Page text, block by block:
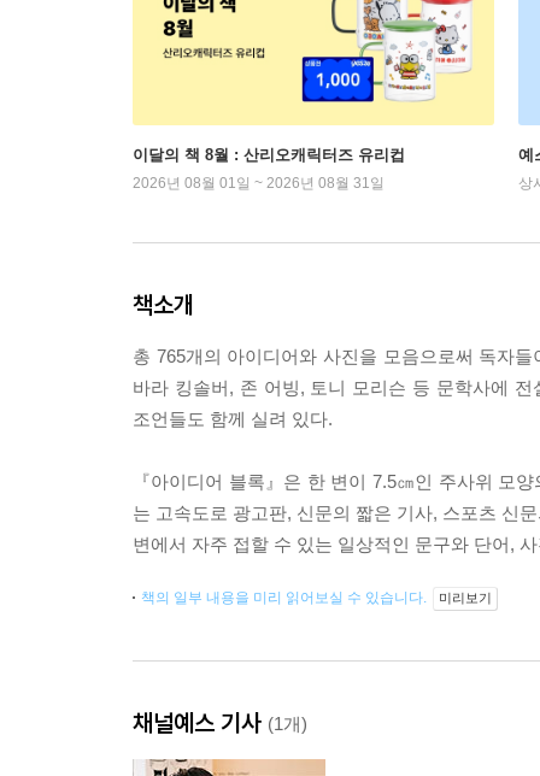
이달의 책 8월 : 산리오캐릭터즈 유리컵
2026년 08월 01일 ~ 2026년 08월 31일
예
상
책소개
총 765개의 아이디어와 사진을 모음으로써 독자
바라 킹솔버, 존 어빙, 토니 모리슨 등 문학사에
조언들도 함께 실려 있다.
『아이디어 블록』은 한 변이 7.5㎝인 주사위 모
는 고속도로 광고판, 신문의 짧은 기사, 스포츠 신
변에서 자주 접할 수 있는 일상적인 문구와 단어,
책의 일부 내용을 미리 읽어보실 수 있습니다. 미리보기
채널예스 기사 (1개)